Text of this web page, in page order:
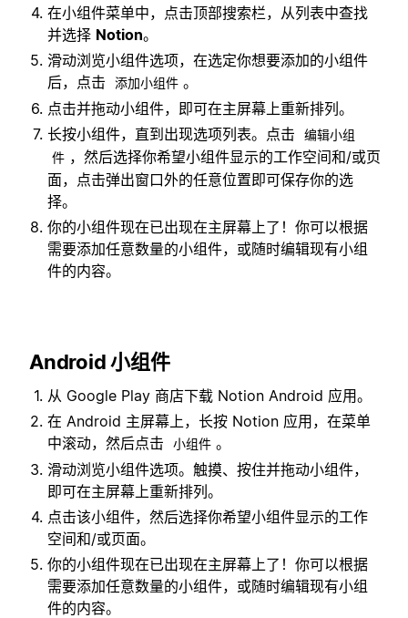
在小组件菜单中，点击顶部搜索栏，从列表中查找
并选择 Notion。
滑动浏览小组件选项，在选定你想要添加的小组件
后，点击
添加小组件 。
点击并拖动小组件，即可在主屏幕上重新排列。
长按小组件，直到出现选项列表。点击
编辑小组
件 ，然后选择你希望小组件显示的工作空间和/或页
面，点击弹出窗口外的任意位置即可保存你的选
择。
你的小组件现在已出现在主屏幕上了！你可以根据
需要添加任意数量的小组件，或随时编辑现有小组
件的内容。
Android 小组件
从 Google Play 商店下载 Notion Android 应用。
在 Android 主屏幕上，长按 Notion 应用，在菜单
中滚动，然后点击
小组件 。
滑动浏览小组件选项。触摸、按住并拖动小组件，
即可在主屏幕上重新排列。
点击该小组件，然后选择你希望小组件显示的工作
空间和/或页面。
你的小组件现在已出现在主屏幕上了！你可以根据
需要添加任意数量的小组件，或随时编辑现有小组
件的内容。